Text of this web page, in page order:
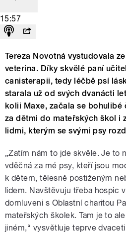
15:57
Tereza Novotná vystudovala
veterina. Díky skvělé paní
canisterapii, tedy léčbě psí
starala už od svých dvanácti
kolii Maxe, začala se bohulibé
za dětmi do mateřských škol i
lidmi, kterým se svými psy
„Zatím nám to jde skvěle. Je to
vděčná za mé psy, kteří jsou
k dětem, tělesně postiženým
lidem. Navštěvuju třeba hospic
domluveni s Oblastní charitou
mateřských školek. Tam je to
jiném,“ vysvětluje teprve